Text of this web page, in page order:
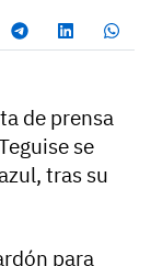
de prensa
se
tras su
para